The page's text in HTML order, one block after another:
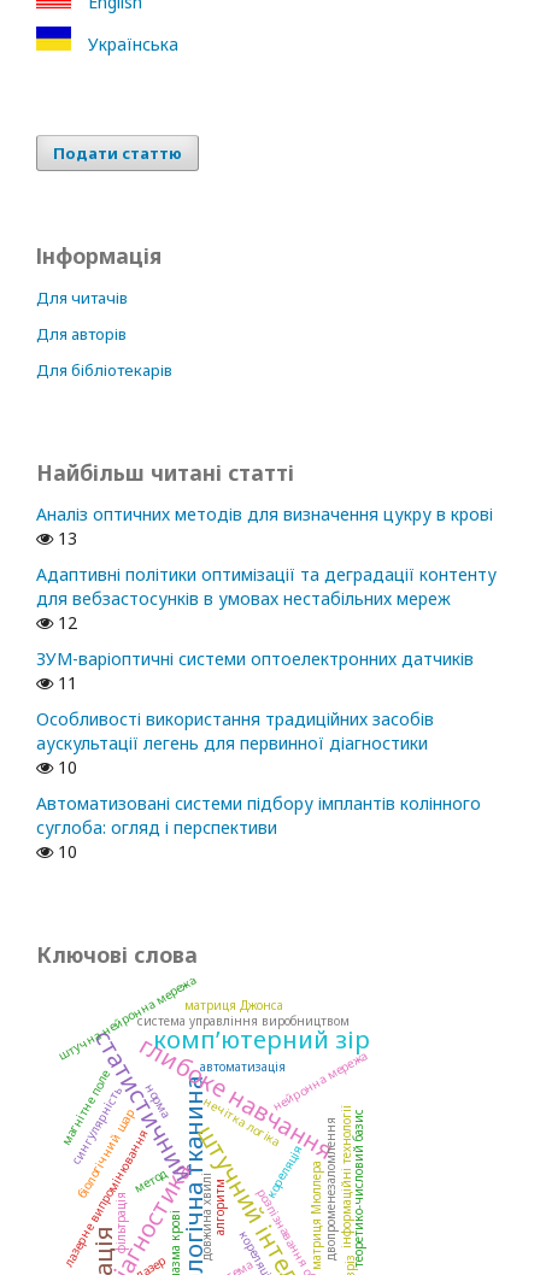
Українська
Подати статтю
Інформація
Для читачів
Для авторів
Для бібліотекарів
Найбільш читані статті
Аналіз оптичних методів для визначення цукру в крові
13
Адаптивні політики оптимізації та деградації контенту
для вебзастосунків в умовах нестабільних мереж
12
ЗУМ-варіоптичні системи оптоелектронних датчиків
11
Особливості використання традиційних засобів
аускультації легень для первинної діагностики
10
Автоматизовані системи підбору імплантів колінного
суглоба: огляд і перспективи
10
Ключові слова
діагностика
біологічна тканина
глибоке навчання
штучний інтелект
комп’ютерний зір
статистичний
фільтрація розпізнавання образів
нечітка логіка
кореляція
лазерне випромінювання матриця Мюллерадвопроменезаломлення
плазма крові
алгоритм
лазер
довжина хвилі
метод
біологічний шар
штучна нейронна мережа
автоматизація
система управління виробництвом
інформаційні технології
матриця Джонса
нейронна мережа
сингулярність
магнітне поле
теоретико-числовий базис
норма